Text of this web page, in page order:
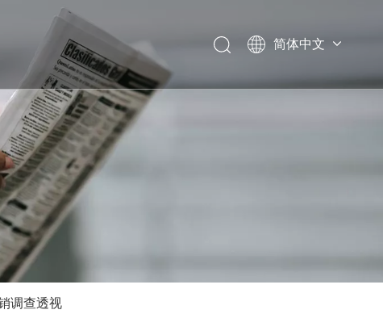
简体中文
Italiano
调查透视